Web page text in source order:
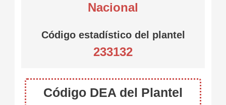
Nacional
Código estadístico del plantel
233132
Código DEA del Plantel